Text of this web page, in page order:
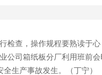
检查，操作规程要熟读于
司箱纸板分厂利用班前
生产事故发生。（丁宁）